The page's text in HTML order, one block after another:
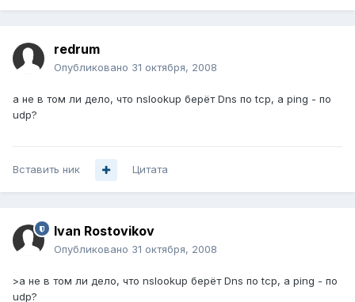
redrum
Опубликовано 31 октября, 2008
а не в том ли дело, что nslookup берёт Dns по tcp, а ping - по
udp?
Вставить ник Цитата
Ivan Rostovikov
Опубликовано 31 октября, 2008
>а не в том ли дело, что nslookup берёт Dns по tcp, а ping - по
udp?